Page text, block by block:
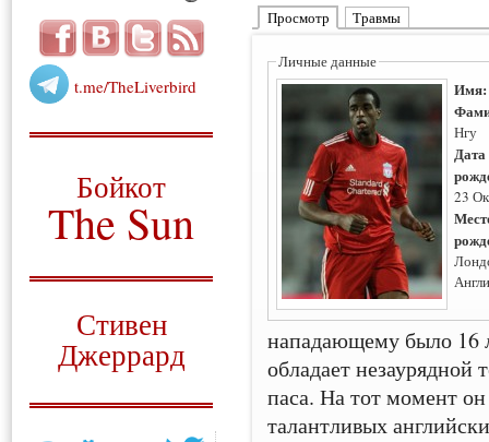
t.me/TheLiverbird
Бойкот
The Sun
Стивен
Джеррард
Просмотр Травмы
Личные данные
Нгу
Дата
23
нападающему было 16
обладает незаурядной
паса. На тот момент
талантливых